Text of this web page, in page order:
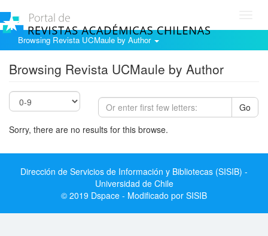
Browsing Revista UCMaule by Author
Browsing Revista UCMaule by Author
Go
Sorry, there are no results for this browse.
Dirección de Servicios de Información y Bibliotecas (SISIB) -
Universidad de Chile
© 2019 Dspace - Modificado por SISIB